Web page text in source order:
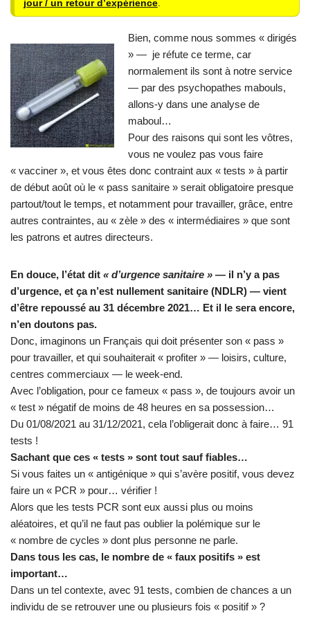
jour / un retour d’expérience.
Bien, comme nous sommes « dirigés
» — je réfute ce terme, car
normalement ils sont à notre service
— par des psychopathes mabouls,
allons-y dans une analyse de
maboul…
Pour des raisons qui sont les vôtres,
vous ne voulez pas vous faire
« vacciner », et vous êtes donc contraint aux « tests » à partir
de début août où le « pass sanitaire » serait obligatoire presque
partout/tout le temps, et notamment pour travailler, grâce, entre
autres contraintes, au « zèle » des « intermédiaires » que sont
les patrons et autres directeurs.
En douce, l’état dit « d’urgence sanitaire » — il n’y a pas
d’urgence, et ça n’est nullement sanitaire (NDLR) — vient
d’être repoussé au 31 décembre 2021… Et il le sera encore,
n’en doutons pas.
Donc, imaginons un Français qui doit présenter son « pass »
pour travailler, et qui souhaiterait « profiter » — loisirs, culture,
centres commerciaux — le week-end.
Avec l’obligation, pour ce fameux « pass », de toujours avoir un
« test » négatif de moins de 48 heures en sa possession…
Du 01/08/2021 au 31/12/2021, cela l’obligerait donc à faire… 91
tests !
Sachant que ces « tests » sont tout sauf fiables…
Si vous faites un « antigénique » qui s’avère positif, vous devez
faire un « PCR » pour… vérifier !
Alors que les tests PCR sont eux aussi plus ou moins
aléatoires, et qu’il ne faut pas oublier la polémique sur le
« nombre de cycles » dont plus personne ne parle.
Dans tous les cas, le nombre de « faux positifs » est
important…
Dans un tel contexte, avec 91 tests, combien de chances a un
individu de se retrouver une ou plusieurs fois « positif » ?